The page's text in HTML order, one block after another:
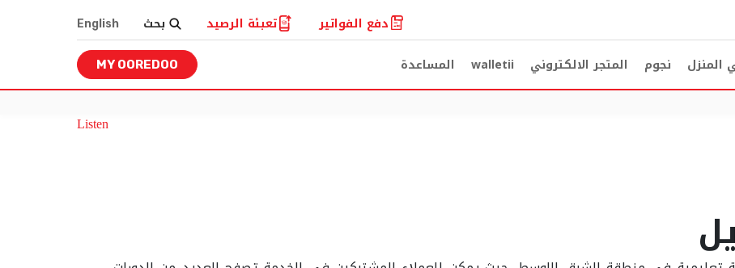
دفع الفواتير تعبئة الرصيد بحث English
المنزل نجوم المتجر الالكتروني walletii المساعدة MY OOREDOO
Listen